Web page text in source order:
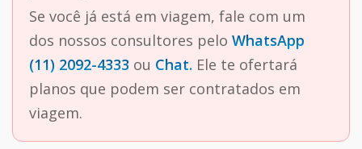
Se você já está em viagem, fale com um
dos nossos consultores pelo WhatsApp
(11) 2092-4333 ou Chat. Ele te ofertará
planos que podem ser contratados em
viagem.